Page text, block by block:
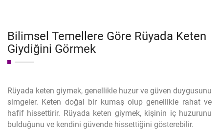
Bilimsel Temellere Göre Rüyada Keten
Giydiğini Görmek
Rüyada keten giymek, genellikle huzur ve güven duygusunu
simgeler. Keten doğal bir kumaş olup genellikle rahat ve
hafif hissettirir. Rüyada keten giymek, kişinin iç huzurunu
bulduğunu ve kendini güvende hissettiğini gösterebilir.